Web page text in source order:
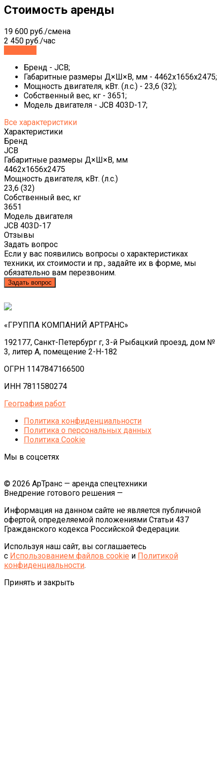
Стоимость аренды
19 600 руб./смена
2 450 руб./час
Бренд - JCB;
Габаритные размеры Д×Ш×В, мм - 4462x1656x2475;
Мощность двигателя, кВт. (л.с.) - 23,6 (32);
Собственный вес, кг - 3651;
Модель двигателя - JCB 403D-17;
Все характеристики
Характеристики
Бренд
JCB
Габаритные размеры Д×Ш×В, мм
4462x1656x2475
Мощность двигателя, кВт. (л.с.)
23,6 (32)
Собственный вес, кг
3651
Модель двигателя
JCB 403D-17
Отзывы
Задать вопрос
Если у вас появились вопросы о характеристиках
техники, их стоимости и пр., задайте их в форме, мы
обязательно вам перезвоним.
Задать вопрос
«ГРУППА КОМПАНИЙ АРТРАНС»
192177, Санкт-Петербург г, 3-й Рыбацкий проезд, дом №
3, литер А, помещение 2-Н-182
ОГРН 1147847166500
ИНН 7811580274
География работ
Политика конфиденциальности
Политика o персональных данных
Политика Cookie
Мы в соцсетях
© 2026 АрТранс — аренда спецтехники
Внедрение готового решения —
Информация на данном сайте не является публичной
офертой, определяемой положениями Статьи 437
Гражданского кодекса Российской Федерации.
Используя наш сайт, вы соглашаетесь
с Использованием файлов cookie и Политикой
конфиденциальности.
Принять и закрыть